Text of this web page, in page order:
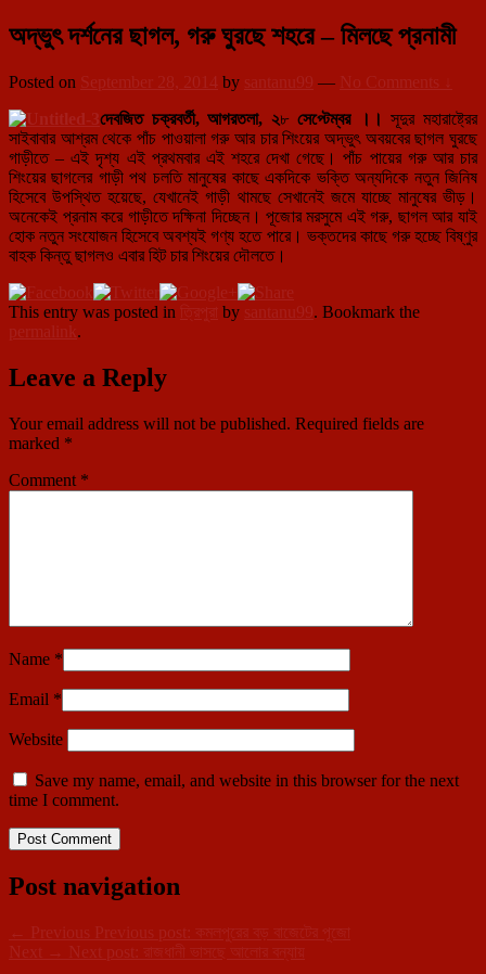
অদ্ভুৎ দর্শনের ছাগল, গরু ঘুরছে শহরে – মিলছে প্রনামী
Posted on September 28, 2014 by santanu99 — No Comments ↓
দেবজিত চক্রবর্তী,আগরতলা,২৮সেপ্টেম্বর ।। সূদুর মহারাষ্ট্রের
সাইবাবার আশ্রম থেকে পাঁচ পাওয়ালা গরু আর চার শিংয়ের অদ্ভুৎ অবয়বের ছাগল ঘুরছে
গাড়ীতে – এই দৃশ্য এই প্রথমবার এই শহরে দেখা গেছে। পাঁচ পায়ের গরু আর চার
শিংয়ের ছাগলের গাড়ী পথ চলতি মানুষের কাছে একদিকে ভক্তি অন্যদিকে নতুন জিনিষ
হিসেবে উপস্থিত হয়েছে, যেখানেই গাড়ী থামছে সেখানেই জমে যাচ্ছে মানুষের ভীড়।
অনেকেই প্রনাম করে গাড়ীতে দক্ষিনা দিচ্ছেন। পূজোর মরসুমে এই গরু, ছাগল আর যাই
হোক নতুন সংযোজন হিসেবে অবশ্যই গণ্য হতে পারে। ভক্তদের কাছে গরু হচ্ছে বিষ্ণুর
বাহক কিন্তু ছাগলও এবার হিট চার শিংয়ের দৌলতে।
This entry was posted in ত্রিপুরা by santanu99. Bookmark the
permalink.
Leave a Reply
Your email address will not be published. Required fields are
marked *
Comment *
Name *
Email *
Website
Save my name, email, and website in this browser for the next
time I comment.
Post navigation
← Previous Previous post:
কমলপুরের বড় বাজেটের পূজো
Next → Next post: রাজধানী ভাসছে আলোর বন্যায়